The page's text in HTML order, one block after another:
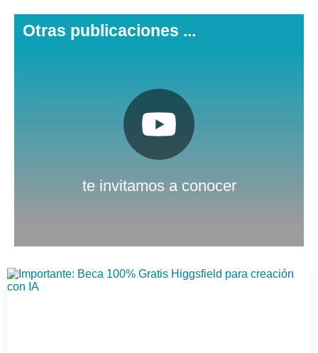
Otras publicaciones ...
te invitamos a conocer
Pulsa aquí